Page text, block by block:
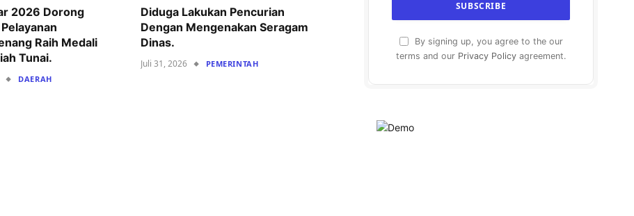
2026 Dorong
Raih Medali
Tunai.
DAERAH
Diduga Lakukan Pencurian
Dengan Mengenakan Seragam
Dinas.
Juli 31, 2026 PEMERINTAH
By signing up, you agree to the our
terms and our Privacy Policy agreement.